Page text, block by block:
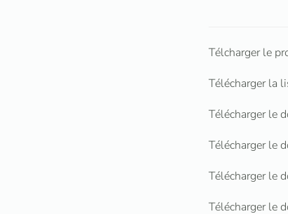
Télcharger le
Télécharger la
Télécharger le
Télécharger le
Télécharger le
Télécharger le